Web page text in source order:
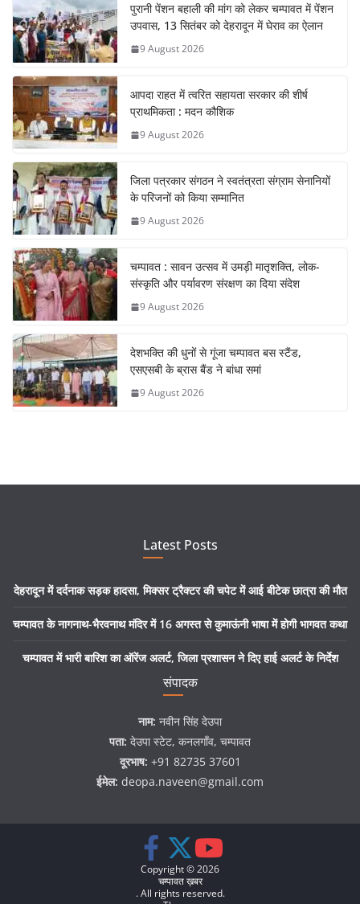
पुरानी पेंशन बहाली की मांग को लेकर चम्पावत में पेंशन
उपवास, 13 सितंबर को देहरादून में घेराव का ऐलान
9 August 2026
आपदा राहत में त्वरित सहायता सरकार की शीर्ष
प्राथमिकता : मदन कौशिक
9 August 2026
जिला पत्रकार संगठन ने स्वतंत्रता संग्राम सेनानियों
के परिजनों को किया सम्मानित
9 August 2026
चम्पावत : सावन उत्सव में उमड़ी मातृशक्ति, लोक-
संस्कृति और पर्यावरण संरक्षण का दिया संदेश
9 August 2026
देशभक्ति की धुनों से गूंजा चम्पावत बस स्टैंड,
एसएसबी के ब्रास बैंड ने बांधा समां
9 August 2026
Latest Posts
देहरादून में दर्दनाक सड़क हादसा, मिक्सर ट्रैक्टर की चपेट में आई बीटेक छात्रा की मौत
चम्पावत के नागनाथ-भैरवनाथ मंदिर में 16 अगस्त से कुमाऊंनी भाषा में होगी भागवत कथा
चम्पावत में भारी बारिश का ऑरेंज अलर्ट, जिला प्रशासन ने दिए हाई अलर्ट के निर्देश
संपादक
नाम: नवीन सिंह देउपा
पता: देउपा स्टेट, कनलगाँव, चम्पावत
दूरभाष: +91 82735 37601
ईमेल: deopa.naveen@gmail.com
Copyright © 2026
चम्पावत ख़बर
. All rights reserved.